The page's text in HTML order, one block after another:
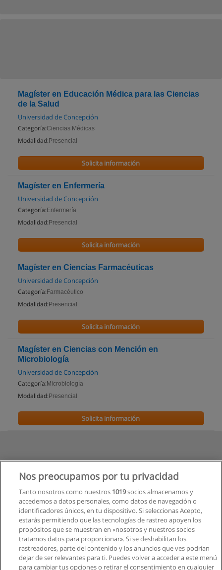
Magíster en Educación Médica para las Ciencias
de la Salud
Universidad de Concepción
Categoría:Ciencias Médicas
Modalidad: Presencial
Solicita información
Magíster en Enfermería
Universidad de Concepción
Categoría: Enfermería
Modalidad: Presencial
Solicita información
Magíster en Ciencias Farmacéuticas
Universidad de Concepción
Categoría: Farmacéutico
Modalidad: Presencial
Solicita información
Magíster en Ciencias con Mención en
Microbiología
Universidad de Concepción
Categoría: Microbiología
Modalidad: Presencial
Solicita información
Nos preocupamos por tu privacidad
Tanto nosotros como nuestros 1019socios almacenamos y
accedemos a datos personales, como datos de navegación o
identificadores únicos, en tu dispositivo. Si seleccionas Acepto,
estarás permitiendo que las tecnologías de rastreo apoyen los
propósitos que se muestran en «nosotros y nuestros socios
tratamos datos para proporcionar». Si se deshabilitan los
rastreadores, parte del contenido y los anuncios que ves podrían
dejar de ser relevantes para ti. Puedes volver a acceder a este menú
para cambiar tus opciones o retirar el consentimiento en cualquier